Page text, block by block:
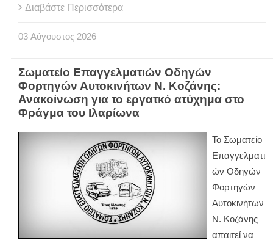
Διαβάστε Περισσότερα
03 Αύγουστος 2026
Σωματείο Επαγγελματιών Οδηγών
Φορτηγών Αυτοκινήτων Ν. Κοζάνης:
Ανακοίνωση για το εργατκό ατύχημα στο
Φράγμα του Ιλαρίωνα
Το Σωματείο
Επαγγελματι
ών Οδηγών
Φορτηγών
Αυτοκινήτων
Ν. Κοζάνης
απαιτεί να